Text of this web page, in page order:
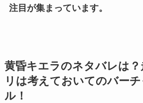
注目が集まっています。
黄昏キエラのネタバレは？
リは考えておいてのバー
ル！